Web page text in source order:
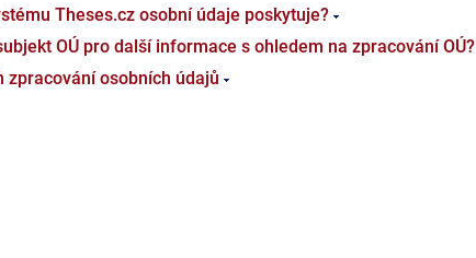
Theses.cz osobní údaje poskytuje?
OÚ pro další informace s ohledem na zpracování OÚ?
zpracování osobních údajů